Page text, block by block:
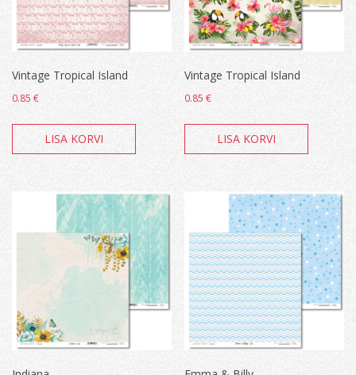
Vintage Tropical Island
0.85 €
LISA KORVI
Vintage Tropical Island
0.85€
LISA KORVI